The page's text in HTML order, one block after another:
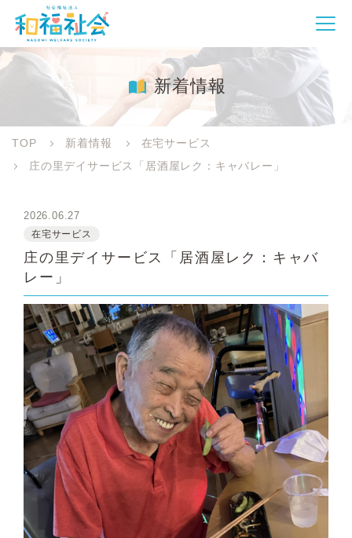
新着情報
TOP 新着情報
在宅サービス
庄の里デイサービス「居酒屋レク：キャバレー」
2026.06.27
在宅サービス
庄の里デイサービス「居酒屋レク：キャバ
レー」